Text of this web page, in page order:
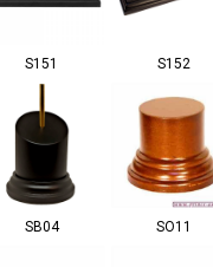
S151 S152
SB04 SO11